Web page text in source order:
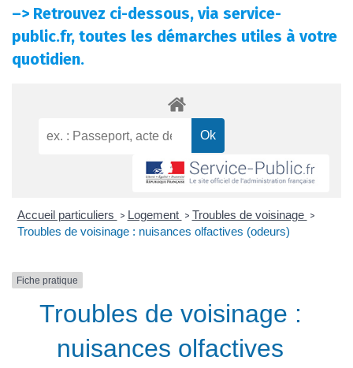
–> Retrouvez ci-dessous, via service-
public.fr, toutes les démarches utiles à votre
quotidien.
Accueil particuliers > Logement > Troubles de voisinage >
Troubles de voisinage : nuisances olfactives (odeurs)
Fiche pratique
Troubles de voisinage :
nuisances olfactives